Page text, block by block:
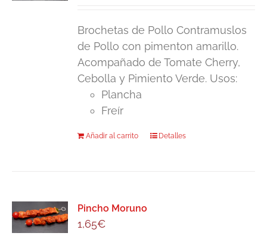
Brochetas de Pollo Contramuslos
de Pollo con pimenton amarillo.
Acompañado de Tomate Cherry,
Cebolla y Pimiento Verde. Usos:
Plancha
Freír
Añadir al carrito Detalles
Pincho Moruno
1,65€